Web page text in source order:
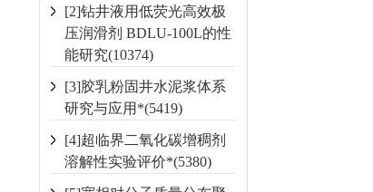
[2]钻井液用低荧光高效极
压润滑剂 BDLU-100L的性
能研究(10374)
[3]胶乳粉固井水泥浆体系
研究与应用*(5419)
[4]超临界二氧化碳增稠剂
溶解性实验评价*(5380)